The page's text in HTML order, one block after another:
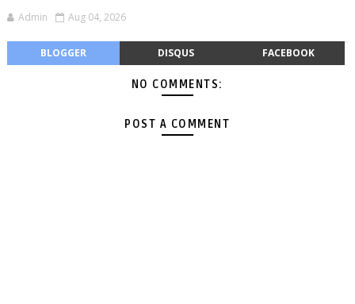
Admin Aug 04, 2026
BLOGGER DISQUS FACEBOOK
NO COMMENTS:
POST A COMMENT